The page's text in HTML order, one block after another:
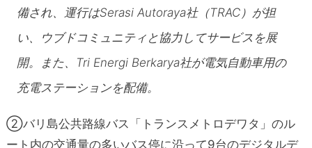
備され、運行はSerasi Autoraya社（TRAC）が担
い、ウブドコミュニティと協力してサービスを展
開。また、Tri Energi Berkarya社が電気自動車用の
充電ステーションを配備。
②バリ島公共路線バス「トランスメトロデワタ」のル
ート内の交通量の多いバス停に沿って9台のデジタルデ